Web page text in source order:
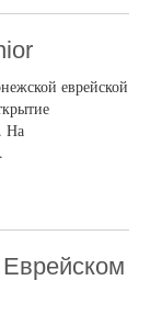
еврейской
На